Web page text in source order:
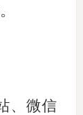
案情解
、微信